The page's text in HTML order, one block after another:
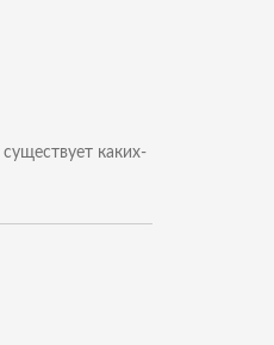
каких-